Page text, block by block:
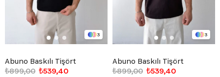
3
Abuno Baskılı Tişört
₺539,40
₺899,00
3
Abuno Baskılı Tişört
₺539,40
₺899,00